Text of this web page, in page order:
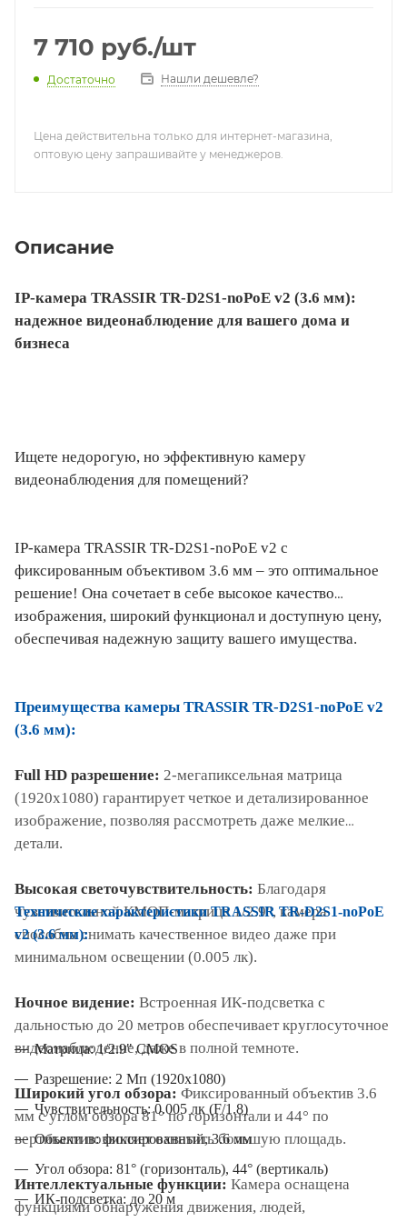
7 710 руб./шт
Достаточно Нашли дешевле?
Цена действительна только для интернет-магазина,
оптовую цену запрашивайте у менеджеров.
Описание
IP-камера TRASSIR TR-D2S1-noPoE v2 (3.6 мм):
надежное видеонаблюдение для вашего дома и
бизнеса
Ищете недорогую, но эффективную камеру
видеонаблюдения для помещений?
IP-камера TRASSIR TR-D2S1-noPoE v2 с
фиксированным объективом 3.6 мм – это оптимальное
решение! Она сочетает в себе высокое качество
изображения, широкий функционал и доступную цену,
обеспечивая надежную защиту вашего имущества.
Преимущества камеры TRASSIR TR-D2S1-noPoE v2
(3.6 мм):
Full HD разрешение: 2-мегапиксельная матрица
(1920x1080) гарантирует четкое и детализированное
изображение, позволяя рассмотреть даже мелкие
детали.
Высокая светочувствительность: Благодаря
чувствительной КМОП-матрице 1/2.9", камера
способна снимать качественное видео даже при
минимальном освещении (0.005 лк).
Ночное видение: Встроенная ИК-подсветка с
дальностью до 20 метров обеспечивает круглосуточное
видеонаблюдение, даже в полной темноте.
Широкий угол обзора: Фиксированный объектив 3.6
мм с углом обзора 81° по горизонтали и 44° по
вертикали позволяет охватить большую площадь.
Интеллектуальные функции: Камера оснащена
функциями обнаружения движения, людей,
Технические характеристики TRASSIR TR-D2S1-noPoE
v2 (3.6 мм):
Матрица: 1/2.9" CMOS
Разрешение: 2 Мп (1920x1080)
Чувствительность: 0.005 лк (F/1.8)
Объектив: фиксированный, 3.6 мм
Угол обзора: 81° (горизонталь), 44° (вертикаль)
ИК-подсветка: до 20 м